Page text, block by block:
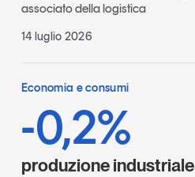
associato della logistica
14 luglio 2026
Economia e consumi
-0,2%
produzione industriale